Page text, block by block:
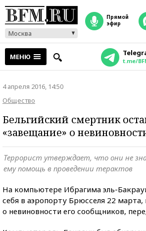
Москва
прямой
эфир
МЕНЮ t.me/
4 апреля 2016, 14:50
Общество
Бельгийский смертник
«завещание» о
Террорист утверждает, что они не
ему помощь в проведении терактов
На компьютере Ибрагима эль-
себя в аэропорту Брюсселя 22 марта,
о невиновности его сообщников,